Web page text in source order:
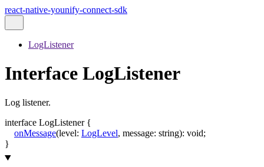
react-native-younify-connect-sdk
LogListener
Interface LogListener
Log listener.
interface LogListener {
onMessage(level: LogLevel, message: string): void;
}